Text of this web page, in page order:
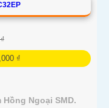
₫
Hồng Ngoại SMD.